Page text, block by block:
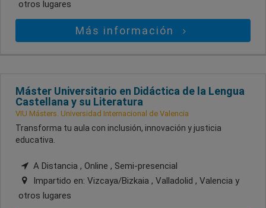
otros lugares
Más información
Máster Universitario en Didáctica de la Lengua
Castellana y su Literatura
VIU Másters. Universidad Internacional de Valencia
Transforma tu aula con inclusión, innovación y justicia
educativa.
A Distancia , Online , Semi-presencial
Impartido en: Vizcaya/Bizkaia , Valladolid , Valencia y
otros lugares